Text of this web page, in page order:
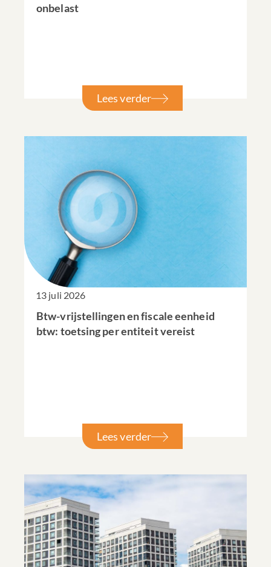
onbelast
Lees verder
13 juli 2026
Btw-vrijstellingen en fiscale eenheid
btw: toetsing per entiteit vereist
Lees verder